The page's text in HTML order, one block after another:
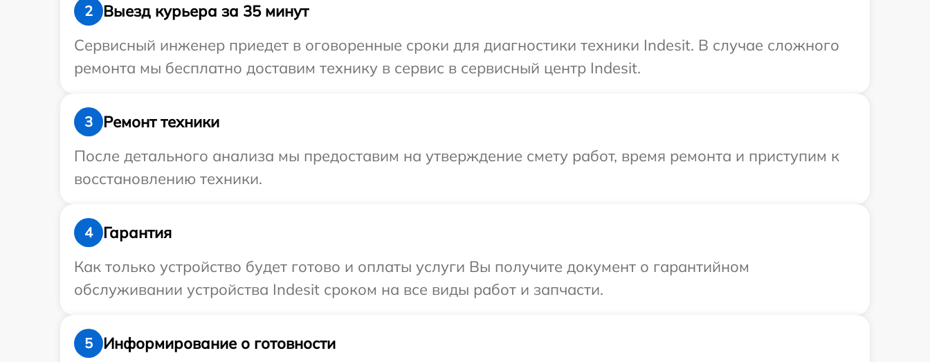
2
Выезд курьера за 35 минут
Сервисный инженер приедет в оговоренные сроки для диагностики техники Indesit. В случае сложного
ремонта мы бесплатно доставим технику в сервис в сервисный центр Indesit.
3
Ремонт техники
После детального анализа мы предоставим на утверждение смету работ, время ремонта и приступим к
восстановлению техники.
4
Гарантия
Как только устройство будет готово и оплаты услуги Вы получите документ о гарантийном
обслуживании устройства Indesit сроком на все виды работ и запчасти.
5
Информирование о готовности